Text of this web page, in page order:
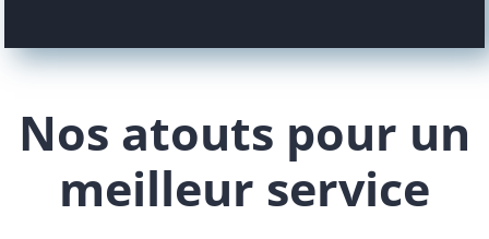
Nos atouts pour un
meilleur service